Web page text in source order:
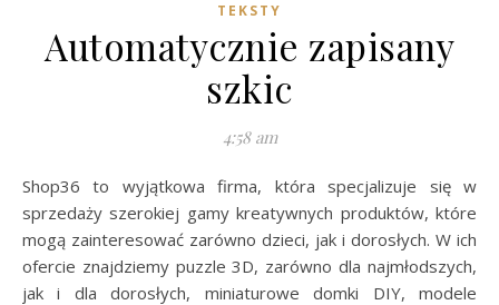
TEKSTY
Automatycznie zapisany
szkic
4:58 am
Shop36 to wyjątkowa firma, która specjalizuje się w
sprzedaży szerokiej gamy kreatywnych produktów, które
mogą zainteresować zarówno dzieci, jak i dorosłych. W ich
ofercie znajdziemy puzzle 3D, zarówno dla najmłodszych,
jak i dla dorosłych, miniaturowe domki DIY, modele